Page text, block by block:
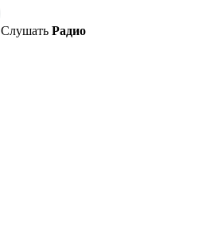
Слушать Радио